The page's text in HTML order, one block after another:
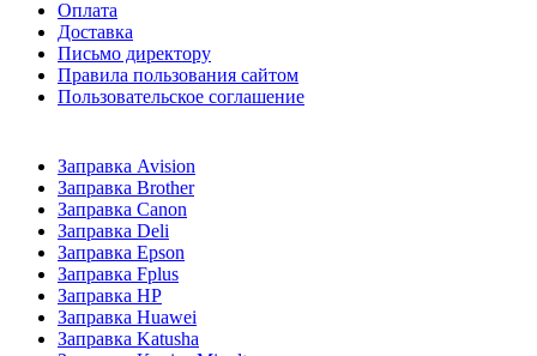
Оплата
Доставка
Письмо директору
Правила пользования сайтом
Пользовательское соглашение
Заправка Avision
Заправка Brother
Заправка Canon
Заправка Deli
Заправка Epson
Заправка Fplus
Заправка HP
Заправка Huawei
Заправка Katusha